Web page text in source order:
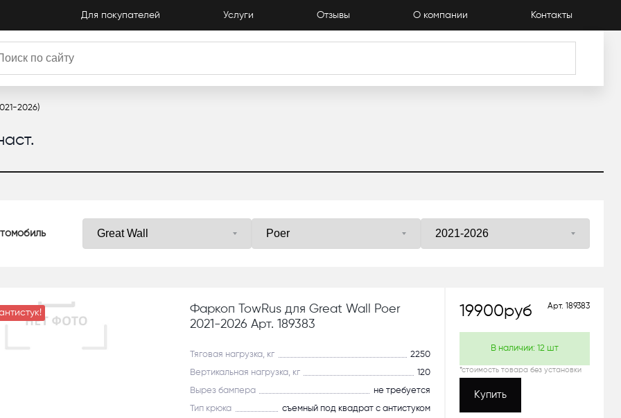
Для покупателей Услуги Отзывы О компании Контакты
2026)
Фаркоп TowRus для Great Wall Poer
2021-2026 Арт. 189383
Тяговая нагрузка, кг
2250
Вертикальная нагрузка, кг
120
Вырез бампера
не требуется
Тип крюка
съемный под квадрат с антистуком
Арт. 189383
19900руб
В наличии: 12 шт
*стоимость товара без установки
Купить